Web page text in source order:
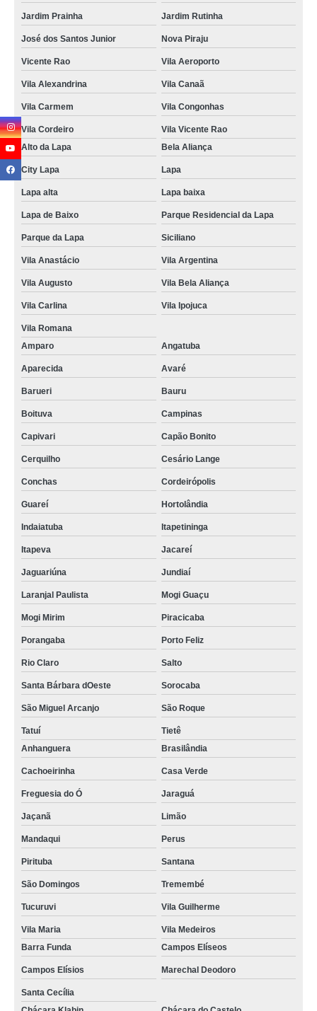
Jardim Prainha Jardim Rutinha
José dos Santos Junior Nova Piraju
Vicente Rao Vila Aeroporto
Vila Alexandrina Vila Canaã
Vila Carmem Vila Congonhas
Vila Cordeiro
Vila Vicente Rao
Alto da Lapa
Bela Aliança
City Lapa Lapa
Lapa alta Lapa baixa
Lapa de Baixo Parque Residencial da Lapa
Parque da Lapa Siciliano
Vila Anastácio Vila Argentina
Vila Augusto Vila Bela Aliança
Vila Carlina Vila Ipojuca
Vila Romana
Amparo
Angatuba
Aparecida Avaré
Barueri Bauru
Boituva Campinas
Capivari Capão Bonito
Cerquilho Cesário Lange
Conchas Cordeirópolis
Guareí Hortolândia
Indaiatuba Itapetininga
Itapeva Jacareí
Jaguariúna Jundiaí
Laranjal Paulista Mogi Guaçu
Mogi Mirim Piracicaba
Porangaba Porto Feliz
Rio Claro Salto
Santa Bárbara dOeste Sorocaba
São Miguel Arcanjo São Roque
Tatuí
Tietê
Anhanguera
Brasilândia
Cachoeirinha Casa Verde
Freguesia do Ó Jaraguá
Jaçanã Limão
Mandaqui Perus
Pirituba Santana
São Domingos Tremembé
Tucuruvi Vila Guilherme
Vila Maria
Vila Medeiros
Barra Funda
Campos Elíseos
Campos Elísios Marechal Deodoro
Santa Cecília